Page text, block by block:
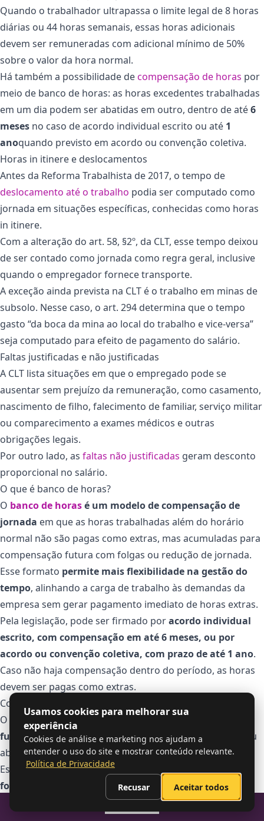
Quando o trabalhador ultrapassa o limite legal de 8 horas
diárias ou 44 horas semanais, essas horas adicionais
devem ser remuneradas com adicional mínimo de 50%
sobre o valor da hora normal.
Há também a possibilidade decompensação de horas por
meio de banco de horas: as horas excedentes trabalhadas
em um dia podem ser abatidas em outro, dentro de até6
meses no caso de acordo individual escrito ou até 1
anoquando previsto em acordo ou convenção coletiva.
Horas in itinere e deslocamentos
Antes da Reforma Trabalhista de 2017, o tempo de
deslocamento até o trabalho podia ser computado como
jornada em situações específicas, conhecidas como horas
in itinere.
Com a alteração do art. 58, §2º, da CLT, esse tempo deixou
de ser contado como jornada como regra geral, inclusive
quando o empregador fornece transporte.
A exceção ainda prevista na CLT é o trabalho em minas de
subsolo. Nesse caso, o art. 294 determina que o tempo
gasto “da boca da mina ao local do trabalho e vice-versa”
seja computado para efeito de pagamento do salário.
Faltas justificadas e não justificadas
A CLT lista situações em que o empregado pode se
ausentar sem prejuízo da remuneração, como casamento,
nascimento de filho, falecimento de familiar, serviço militar
ou comparecimento a exames médicos e outras
obrigações legais.
Por outro lado, as faltas não justificadas geram desconto
proporcional no salário.
O que é banco de horas?
O banco de horasé um modelo de compensação de
jornada em que as horas trabalhadas além do horário
normal não são pagas como extras, mas acumuladas para
compensação futura com folgas ou redução de jornada.
Esse formato permite mais flexibilidade na gestão do
tempo, alinhando a carga de trabalho às demandas da
empresa sem gerar pagamento imediato de horas extras.
Pela legislação, pode ser firmado poracordo individual
escrito, com compensação em até 6 meses, ou por
acordo ou convenção coletiva, com prazo de até 1 ano.
Caso não haja compensação dentro do período, as horas
devem ser pagas como extras.
Como funciona o banco de horas?
O
banco de horas registra o saldo de tempo de cada
funcionário , considerando as horas trabalhadas além ou
abaixo da jornada prevista.
Esse controledeve ser feito por meio de um registro
formal da jornada
, preferencialmente digital, com
marcações de entrada, saída e pausas.
Usamos cookies para melhorar sua
experiência
Cookies de análise e marketing nos ajudam a
entender o uso do site e mostrar conteúdo relevante.
Política de Privacidade
Recusar Aceitar todos